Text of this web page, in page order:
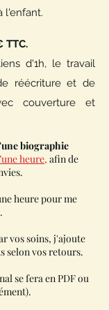
l'enfant.
TTC.
d'1h, le travail
réécriture et de
couverture et
biographie
heure, afin de
heure pour me
vos soins, j'ajoute
selon vos retours.
se fera en PDF ou